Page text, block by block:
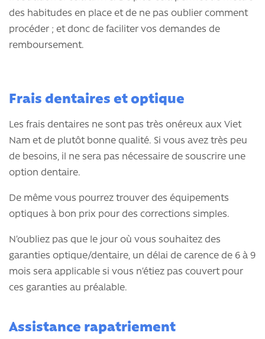
des habitudes en place et de ne pas oublier comment
procéder ; et donc de faciliter vos demandes de
remboursement.
Frais dentaires et optique
Les frais dentaires ne sont pas très onéreux aux Viet
Nam et de plutôt bonne qualité. Si vous avez très peu
de besoins, il ne sera pas nécessaire de souscrire une
option dentaire.
De même vous pourrez trouver des équipements
optiques à bon prix pour des corrections simples.
N’oubliez pas que le jour où vous souhaitez des
garanties optique/dentaire, un délai de carence de 6 à 9
mois sera applicable si vous n’étiez pas couvert pour
ces garanties au préalable.
Assistance rapatriement